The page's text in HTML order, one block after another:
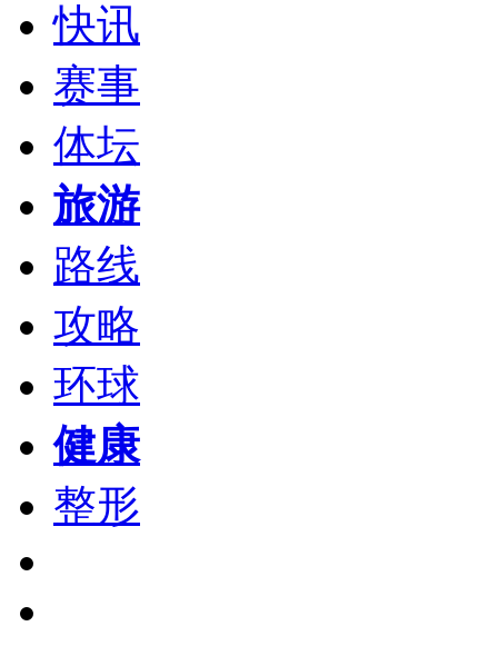
快讯
赛事
体坛
旅游
路线
攻略
环球
健康
整形